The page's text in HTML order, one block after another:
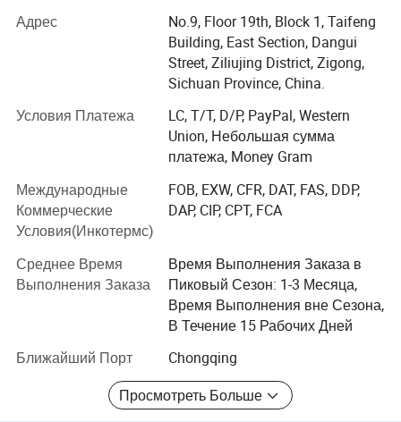
металлические скульптуры, цементные скульптуры,
Каменные скульптуры, искусственные скульптуры
травы, фестивальные фонари, похороненное
землеройное поле, миниатюрные пейзажи и т.д. они
широко используются в городских плазах, садах,
тематических парках и т.д.
мы вошли на зарубежный рынок, пока мы
сосредоточились на внутреннем рынке, Мы имеем
независимое право на экспорт продукции и
производимой продукции в более чем 40 странах,
включая Америку, Канаду, Аргентину, Перу, Венгрию,
Австрия, Нидерланды, Австралия, Италия, Россия,
Польша, Чешская Республика, Германия, Бразилия,
Саудовская Аравия, Турция, Япония, Южная Корея,
Таиланд, Сингапур и др.... Экспонаты завоевали
теплую похвалу от туристов.
В первые дни работы компании она установила
отношения сотрудничества между школой и
Адрес
No.9, Floor 19th, Block 1, Taifeng
Building, East Section, Dangui
Street, Ziliujing District, Zigong,
Sichuan Province, China.
Условия Платежа
LC, T/T, D/P, PayPal, Western
Union, Небольшая сумма
платежа, Money Gram
Международные
Коммерческие
Условия(Инкотермс)
FOB, EXW, CFR, DAT, FAS, DDP,
DAP, CIP, CPT, FCA
Среднее Время
Выполнения Заказа
Время Выполнения Заказа в
Пиковый Сезон: 1-3 Месяца,
Время Выполнения вне Сезона,
В Течение 15 Рабочих Дней
Ближайший Порт
Chongqing
Просмотреть Больше